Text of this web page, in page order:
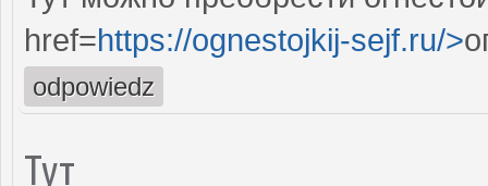
href=https://ognestojkij-sejf.ru/>
odpowiedz
Тут